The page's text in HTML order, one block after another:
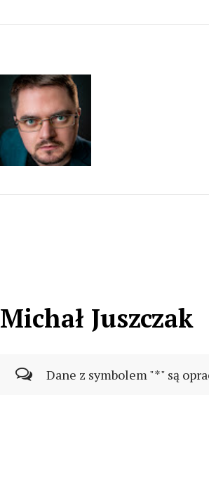
Michał Juszczak
Dane z symbolem "*" są